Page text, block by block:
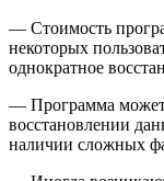
— Стоимость
некоторых
однократное
— Программа может
восстановлении
наличии сложных